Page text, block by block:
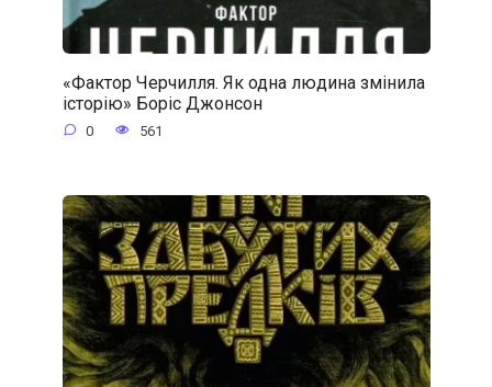
«Фактор Черчилля. Як одна людина змінила
історію» Боріс Джонсон
0 561